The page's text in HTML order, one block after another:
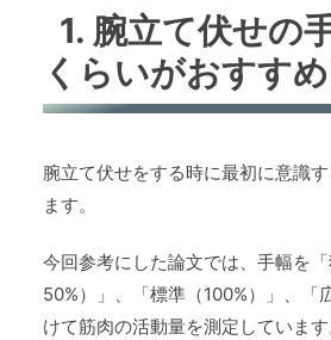
1. 腕立て伏せの
くらいがおすす
腕立て伏せをする時に最初に意識
ます。
今回参考にした論文では、手幅を
50%）」、「標準（100%）」、「
けて筋肉の活動量を測定しています